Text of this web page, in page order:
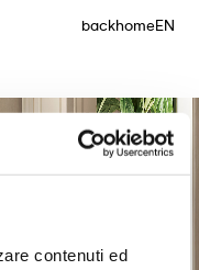
contenuti ed
backhomeEN